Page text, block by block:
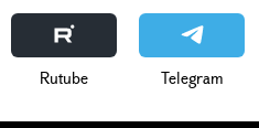
Rutube Telegram